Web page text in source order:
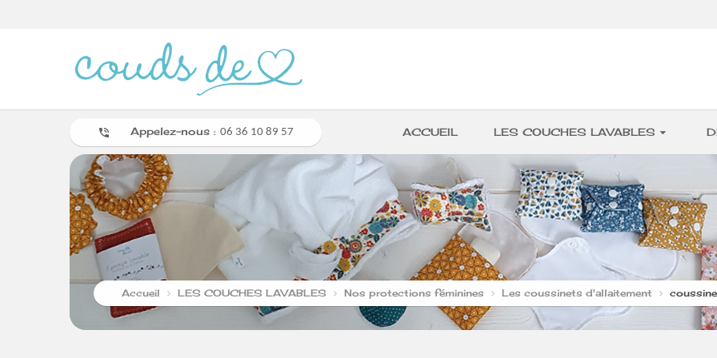
phone_in_talk Appelez-nous : 06 36 10 89 57 ACCUEIL LES COUCHES LAVABLES
Accueil LES COUCHES LAVABLES Nos protections féminines Les coussinets d'allaitement